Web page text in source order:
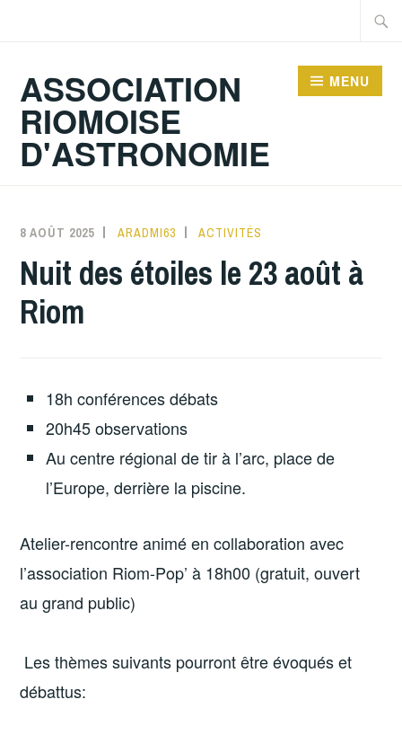
principal
ASSOCIATION
RIOMOISE
D'ASTRONOMIE
MENU
8 AOÛT 2025 ARADMI63 ACTIVITÉS
Nuit des étoiles le 23 août à
Riom
18h conférences débats
20h45 observations
Au centre régional de tir à l’arc, place de
l’Europe, derrière la piscine.
Atelier-rencontre animé en collaboration avec
l’association Riom-Pop’ à 18h00 (gratuit, ouvert
au grand public)
Les thèmes suivants pourront être évoqués et
débattus: